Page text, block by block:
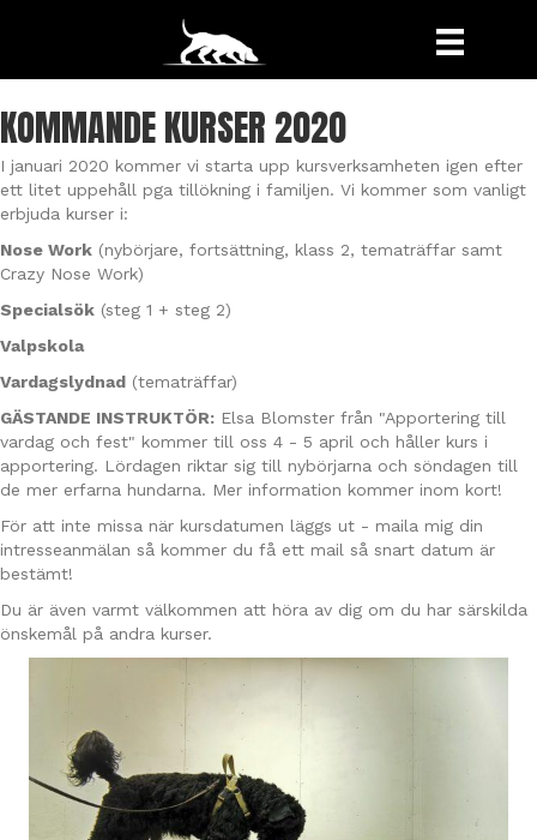
KOMMANDE KURSER 2020
I januari 2020 kommer vi starta upp kursverksamheten igen efter
ett litet uppehåll pga tillökning i familjen. Vi kommer som vanligt
erbjuda kurser i:
Nose Work (nybörjare, fortsättning, klass 2, tematräffar samt
Crazy Nose Work)
Specialsök (steg 1 + steg 2)
Valpskola
Vardagslydnad (tematräffar)
GÄSTANDE INSTRUKTÖR: Elsa Blomster från "Apportering till
vardag och fest" kommer till oss 4 - 5 april och håller kurs i
apportering. Lördagen riktar sig till nybörjarna och söndagen till
de mer erfarna hundarna. Mer information kommer inom kort!
För att inte missa när kursdatumen läggs ut - maila mig din
intresseanmälan så kommer du få ett mail så snart datum är
bestämt!
Du är även varmt välkommen att höra av dig om du har särskilda
önskemål på andra kurser.